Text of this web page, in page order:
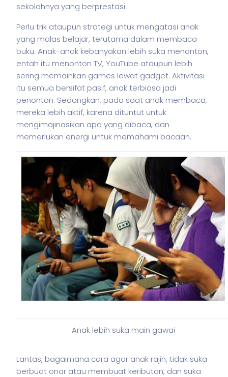
sekolahnya yang berprestasi.
Perlu trik ataupun strategi untuk mengatasi anak
yang malas belajar, terutama dalam membaca
buku. Anak-anak kebanyakan lebih suka menonton,
entah itu menonton TV, YouTube ataupun lebih
sering memainkan games lewat gadget. Aktivitasi
itu semua bersifat pasif, anak terbiasa jadi
penonton. Sedangkan, pada saat anak membaca,
mereka lebih aktif, karena dituntut untuk
mengimajinasikan apa yang dibaca, dan
memerlukan energi untuk memahami bacaan.
Anak lebih suka main gawai
Lantas, bagaimana cara agar anak rajin, tidak suka
berbuat onar atau membuat keributan, dan suka